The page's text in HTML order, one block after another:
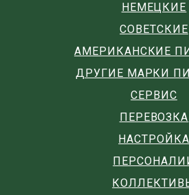
НЕМЕЦКИЕ
СОВЕТСКИЕ
АМЕРИКАНСКИЕ
ДРУГИЕ МАРКИ
СЕРВИС
ПЕРЕВОЗКА
НАСТРОЙКА